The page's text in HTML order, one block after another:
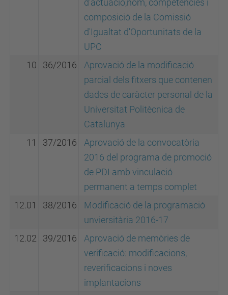
d'actuació,nom, competències i
composició de la Comissió
d'Igualtat d'Oportunitats de la
UPC
10
36/2016
Aprovació de la modificació
parcial dels fitxers que contenen
dades de caràcter personal de la
Universitat Politècnica de
Catalunya
11
37/2016
Aprovació de la convocatòria
2016 del programa de promoció
de PDI amb vinculació
permanent a temps complet
12.01
38/2016
Modificació de la programació
unviersitària 2016-17
12.02
39/2016
Aprovació de memòries de
verificació: modificacions,
reverificacions i noves
implantacions